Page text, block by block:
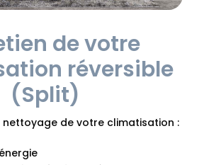
de votre
réversible
(Split)
nettoyage de votre climatisation :